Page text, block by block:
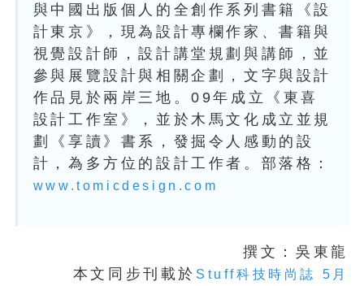
與中國出版個人的全創作系列書籍《設
計東京》，現為設計專欄作家、書籍與
視覺設計師，設計講堂規劃與講師，並
參與展覽設計與相關企劃，文字與設計
作品見於兩岸三地。09年成立《東喜
設計工作室》，並於木馬文化成立並規
劃《享讀》書系，發掘令人感動的設
計，為多方位的設計工作者。部落格：
www.tomicdesign.com
撰文：吳東龍
本文同步刊載於 Stuff科技時尚誌 5月